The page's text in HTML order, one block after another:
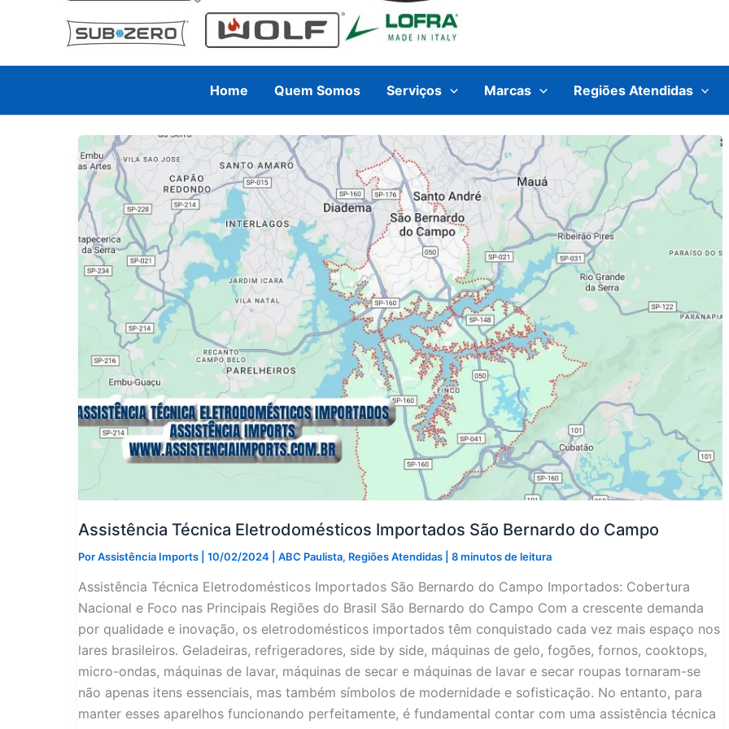
Home Quem Somos Serviços Marcas Regiões Atendidas
Assistência Técnica Eletrodomésticos Importados São Bernardo do Campo
PorAssistência Imports 10/02/2024 ABC Paulista, Regiões Atendidas 8 minutos de leitura
Assistência Técnica Eletrodomésticos Importados São Bernardo do Campo Importados: Cobertura
Nacional e Foco nas Principais Regiões do Brasil São Bernardo do Campo Com a crescente demanda
por qualidade e inovação, os eletrodomésticos importados têm conquistado cada vez mais espaço nos
lares brasileiros. Geladeiras, refrigeradores, side by side, máquinas de gelo, fogões, fornos, cooktops,
micro-ondas, máquinas de lavar, máquinas de secar e máquinas de lavar e secar roupas tornaram-se
não apenas itens essenciais, mas também símbolos de modernidade e sofisticação. No entanto, para
manter esses aparelhos funcionando perfeitamente, é fundamental contar com uma assistência técnica